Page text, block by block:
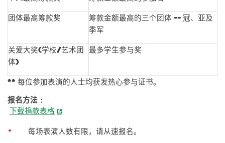
团体最高筹款奖
筹款金额最高的三个团体 -- 冠、亚及
季军
关爱大奖(学校/艺术团
体)
最多学生参与奖
** 每位参加表演的人士均获发热心参与证书。
报名方法﹕
下载捐款表格
每场表演人数有限，请从速报名。